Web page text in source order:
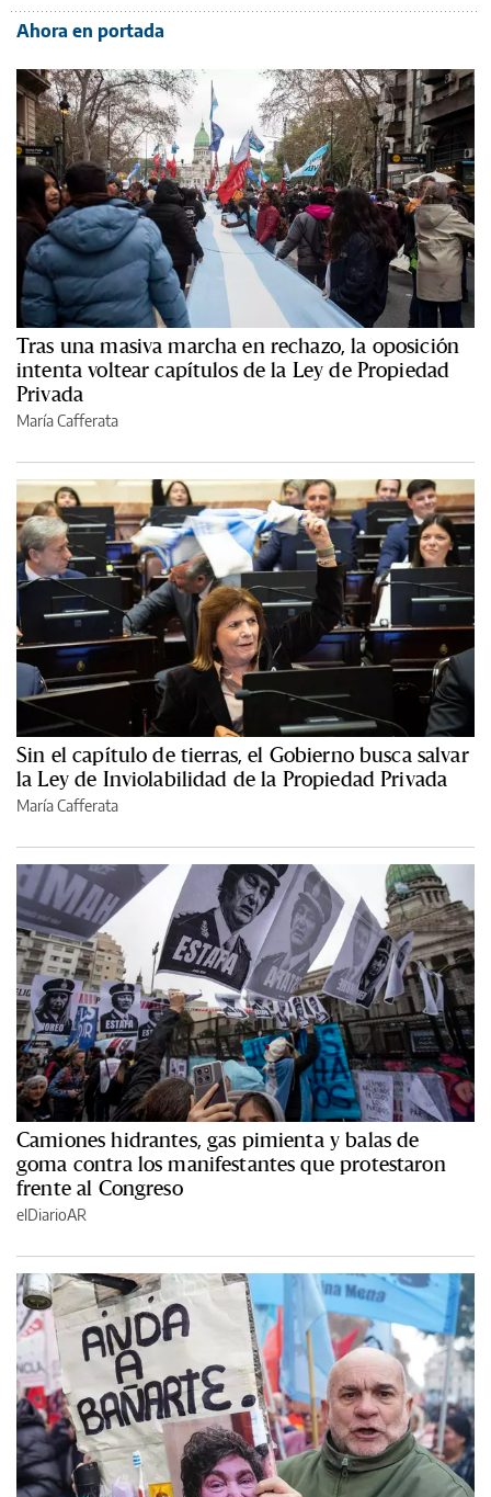
Ahora en portada
Tras una masiva marcha en rechazo, la oposición
intenta voltear capítulos de la Ley de Propiedad
Privada
María Cafferata
Sin el capítulo de tierras, el Gobierno busca salvar
la Ley de Inviolabilidad de la Propiedad Privada
María Cafferata
Camiones hidrantes, gas pimienta y balas de
goma contra los manifestantes que protestaron
frente al Congreso
elDiarioAR